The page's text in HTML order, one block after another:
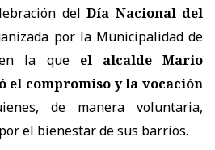
delDía Nacional del
por la Municipalidad de
en la que el alcalde Mario
el compromiso y la vocación
de manera voluntaria,
el bienestar de sus barrios.